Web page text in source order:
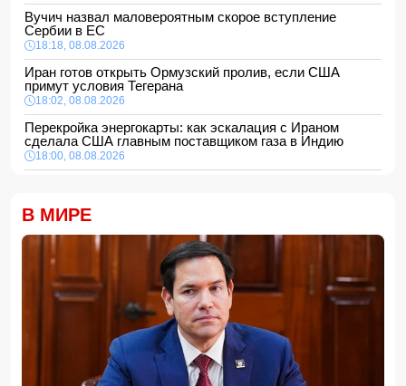
Вучич назвал маловероятным скорое вступление
Сербии в ЕС
18:18, 08.08.2026
Иран готов открыть Ормузский пролив, если США
примут условия Тегерана
18:02, 08.08.2026
Перекройка энергокарты: как эскалация с Ираном
сделала США главным поставщиком газа в Индию
18:00, 08.08.2026
16:48, 08.08.2026
Турция ограничивает проход коммерческих судов в
Черное море
16:28, 08.08.2026
Каковы основные признаки гормональных нарушений?-
МЧС Азербайджана выступило с экстренным
предупреждением для населения
16:00, 08.08.2026
В МИРЕ